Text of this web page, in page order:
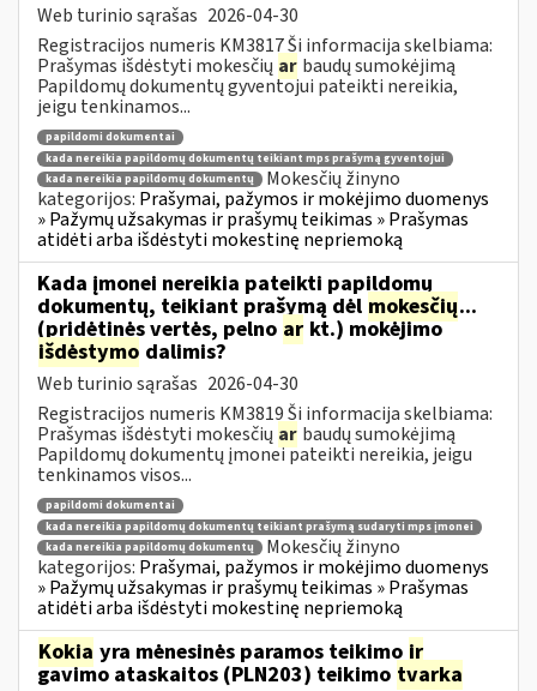
Web turinio sąrašas 2026-04-30
Registracijos numeris KM3817 Ši informacija skelbiama:
Prašymas išdėstyti mokesčių ar baudų sumokėjimą
Papildomų dokumentų gyventojui pateikti nereikia,
jeigu tenkinamos...
papildomi dokumentai
kada nereikia papildomų dokumentų teikiant mps prašymą gyventojui
kada nereikia papildomų dokumentų
Mokesčių žinyno
kategorijos: Prašymai, pažymos ir mokėjimo duomenys
» Pažymų užsakymas ir prašymų teikimas » Prašymas
atidėti arba išdėstyti mokestinę nepriemoką
Kada įmonei nereikia pateikti papildomų
dokumentų, teikiant prašymą dėl mokesčių...
(pridėtinės vertės, pelno ar kt.) mokėjimo
išdėstymo dalimis?
Web turinio sąrašas 2026-04-30
Registracijos numeris KM3819 Ši informacija skelbiama:
Prašymas išdėstyti mokesčių ar baudų sumokėjimą
Papildomų dokumentų įmonei pateikti nereikia, jeigu
tenkinamos visos...
papildomi dokumentai
kada nereikia papildomų dokumentų teikiant prašymą sudaryti mps įmonei
kada nereikia papildomų dokumentų
Mokesčių žinyno
kategorijos: Prašymai, pažymos ir mokėjimo duomenys
» Pažymų užsakymas ir prašymų teikimas » Prašymas
atidėti arba išdėstyti mokestinę nepriemoką
Kokia yra mėnesinės paramos teikimo ir
gavimo ataskaitos (PLN203) teikimo tvarka